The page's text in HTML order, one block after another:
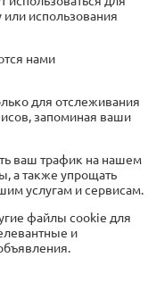
или использования
нами
для отслеживания
запоминая ваши
ваш трафик на нашем
а также упрощать
услугам и сервисам.
файлы cookie для
и